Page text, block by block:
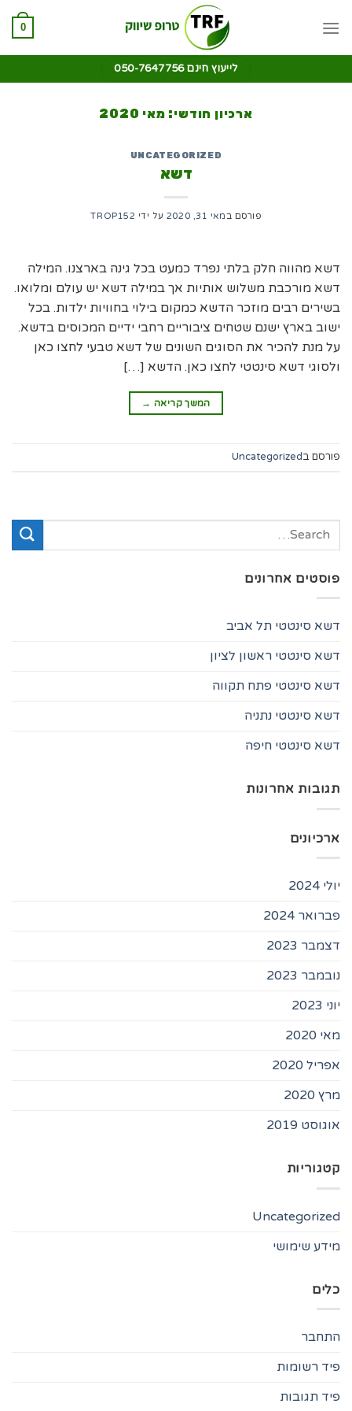
0
לייעוץ חינם 050-7647756
ארכיון חודשי: מאי 2020
UNCATEGORIZED
דשא
פורסם במאי 31, 2020 על ידי TROP152
דשא מהווה חלק בלתי נפרד כמעט בכל גינה בארצנו. המילה
דשא מורכבת משלוש אותיות אך במילה דשא יש עולם ומלואו.
בשירים רבים מוזכר הדשא כמקום בילוי בחוויות ילדות. בכל
ישוב בארץ ישנם שטחים ציבוריים רחבי ידיים המכוסים בדשא.
על מנת להכיר את הסוגים השונים של דשא טבעי לחצו כאן
ולסוגי דשא סינטטי לחצו כאן. הדשא […]
המשך קריאה →
פורסם בUncategorized
פוסטים אחרונים
דשא סינטטי תל אביב
דשא סינטטי ראשון לציון
דשא סינטטי פתח תקווה
דשא סינטטי נתניה
דשא סינטטי חיפה
תגובות אחרונות
ארכיונים
יולי 2024
פברואר 2024
דצמבר 2023
נובמבר 2023
יוני 2023
מאי 2020
אפריל 2020
מרץ 2020
אוגוסט 2019
קטגוריות
Uncategorized
מידע שימושי
כלים
התחבר
פיד רשומות
פיד תגובות